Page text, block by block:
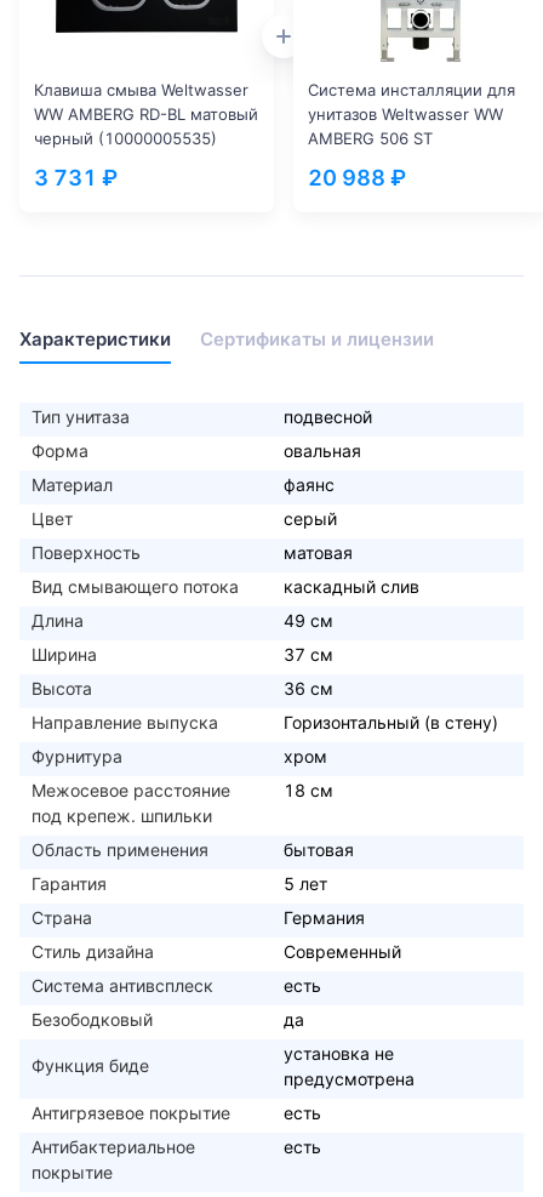
Клавиша смыва Weltwasser
WW AMBERG RD-BL матовый
черный (10000005535)
3 731 ₽
Система инсталляции для
унитазов Weltwasser WW
AMBERG 506 ST
20 988 ₽
Характеристики Сертификаты и лицензии
Тип унитаза
подвесной
Форма
овальная
Материал
фаянс
Цвет
серый
Поверхность
матовая
Вид смывающего потока
каскадный слив
Длина
49 см
Ширина
37 см
Высота
36 см
Направление выпуска
Горизонтальный (в стену)
Фурнитура
хром
Межосевое расстояние
под крепеж. шпильки
18 см
Область применения
бытовая
Гарантия
5 лет
Страна
Германия
Стиль дизайна
Современный
Система антивсплеск
есть
Безободковый
да
Функция биде
установка не
предусмотрена
Антигрязевое покрытие
есть
Антибактериальное
покрытие
есть